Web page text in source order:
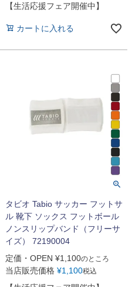
【生活応援フェア開催中】
カートに入れる
タビオ Tabio サッカー フットサ
ル 靴下 ソックス フットボール
ノンスリップバンド（フリーサ
イズ） 72190004
定価・OPEN ¥1,100のところ
当店販売価格 ¥1,100税込